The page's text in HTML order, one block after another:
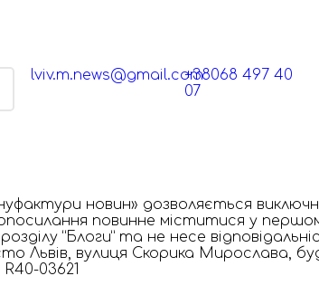
lviv.m.news@gmail.com+38068 497 40
07
новин» дозволяється
повинне міститися у
“Блоги” та не несе
Львів, вулиця Скорика Мирослава,
03621